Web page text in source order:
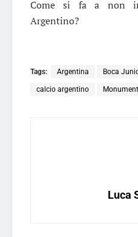
Come si fa a non
Argentino?
Tags: Argentina Boca
calcio argentino
Luca